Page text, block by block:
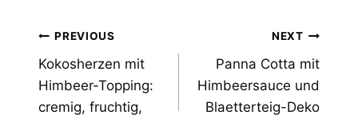
Post
navigation
PREVIOUS
Kokosherzen mit
Himbeer-Topping:
cremig, fruchtig,
NEXT
Panna Cotta mit
Himbeersauce und
Blaetterteig-Deko